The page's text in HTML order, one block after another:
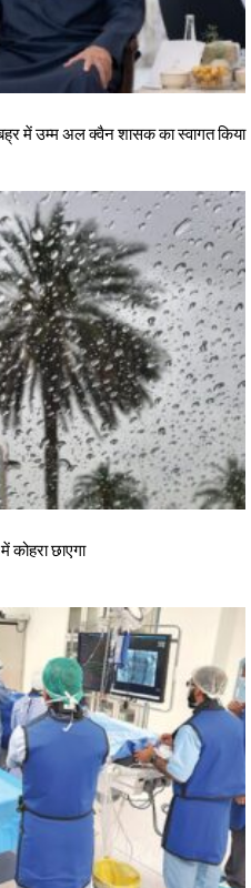
में उम्म अल क्वैन शासक का स्वागत किया
कोहरा छाएगा